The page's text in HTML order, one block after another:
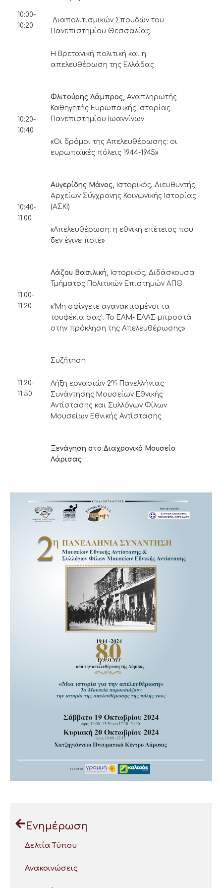
10:00-
10:20
Διαπολιτισμικών Σπουδών του
Πανεπιστημίου Θεσσαλίας.
Η Βρετανική πολιτική και η
απελευθέρωση της Ελλάδας
10:20-
10:40
Φλιτούρης Λάμπρος, Αναπληρωτής
Καθηγητής Ευρωπαϊκής Ιστορίας
Πανεπιστημίου Ιωαννίνων
«Οι δρόμοι της Απελευθέρωσης: οι
ευρωπαϊκές πόλεις 1944-1945»
10:40-
11:00
Αυγερίδης Μάνος, Ιστορικός, Διευθυντής
Αρχείων Σύγχρονης Κοινωνικής Ιστορίας
(ΑΣΚΙ)
«Απελευθέρωση: η εθνική επέτειος που
δεν έγινε ποτέ»
11:00-
11:20
Λάζου Βασιλική, Ιστορικός, Διδάσκουσα
Τμήματος Πολιτικών Επιστημών ΑΠΘ
«‘Μη σφίγγετε αγανακτισμένοι τα
τουφέκια σας’. Το ΕΑΜ- ΕΛΑΣ μπροστά
στην πρόκληση της Απελευθέρωσης»
11:20-
11:50
Συζήτηση
Λήξη εργασιών 2ης Πανελλήνιας
Συνάντησης Μουσείων Εθνικής
Αντίστασης και Συλλόγων Φίλων
Μουσείων Εθνικής Αντίστασης
Ξενάγηση στο Διαχρονικό Μουσείο
Λάρισας
Ενημέρωση
Δελτία Τύπου
Ανακοινώσεις